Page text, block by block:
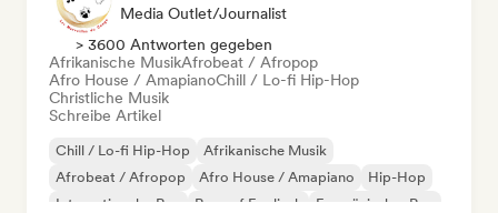
Media Outlet/Journalist
> 3600 Antworten gegeben
Afrikanische MusikAfrobeat / Afropop
Afro House / AmapianoChill / Lo-fi Hip-Hop
Christliche Musik
Schreibe Artikel
Chill / Lo-fi Hip-Hop
Afrikanische Musik
Afrobeat / Afropop
Afro House / Amapiano
Hip-Hop
Internationaler Rap
Rap auf Englisch Französischer Rap